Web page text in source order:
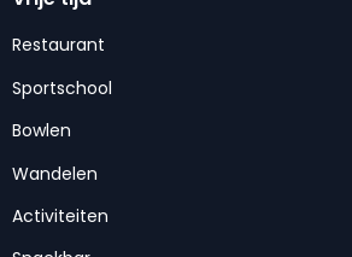
Restaurant
Sportschool
Bowlen
Wandelen
Activiteiten